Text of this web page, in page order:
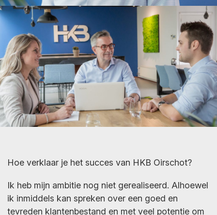
Hoe verklaar je het succes van HKB Oirschot?
Ik heb mijn ambitie nog niet gerealiseerd. Alhoewel
ik inmiddels kan spreken over een goed en
tevreden klantenbestand en met veel potentie om